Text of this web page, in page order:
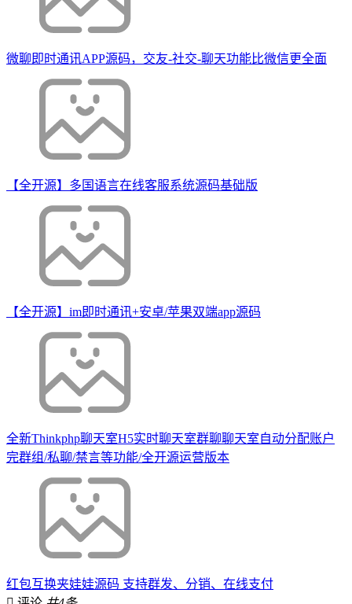
微聊即时通讯APP源码，交友-社交-聊天功能比微信更全面
【全开源】多国语言在线客服系统源码基础版
【全开源】im即时通讯+安卓/苹果双端app源码
全新Thinkphp聊天室H5实时聊天室群聊聊天室自动分配账户
完群组/私聊/禁言等功能/全开源运营版本
红包互换夹娃娃源码 支持群发、分销、在线支付